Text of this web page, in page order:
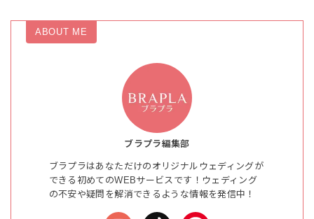
ABOUT ME
ブラプラ編集部
ブラプラはあなただけのオリジナルウェディングが
できる初めてのWEBサービスです！ウェディング
の不安や疑問を解消できるような情報を発信中！